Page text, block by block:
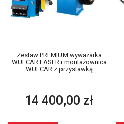
Zestaw PREMIUM wyważarka
WULCAR LASER i montażownica
WULCAR z przystawką
14 400,00 zł